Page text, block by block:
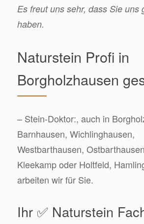
Es freut uns sehr, dass Sie uns
haben.
Naturstein Profi in
Borgholzhausen
– Stein-Doktor:, auch in
Barnhausen, Wichlinghausen,
Westbarthausen,
Kleekamp oder Holtfeld,
arbeiten wir für Sie.
Ihr ✅ Naturstein